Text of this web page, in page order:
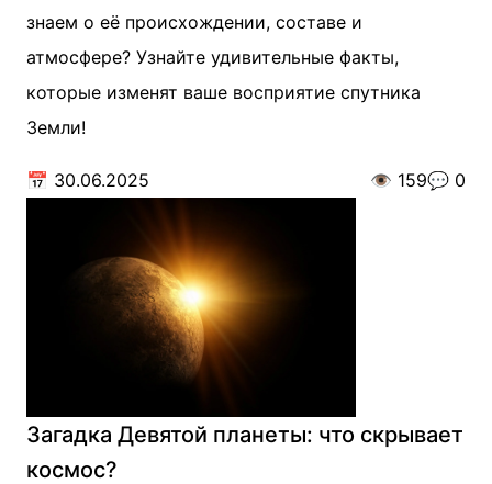
знаем о её происхождении, составе и
атмосфере? Узнайте удивительные факты,
которые изменят ваше восприятие спутника
Земли!
📅 30.06.2025 👁️ 159💬 0
Загадка Девятой планеты: что скрывает
космос?